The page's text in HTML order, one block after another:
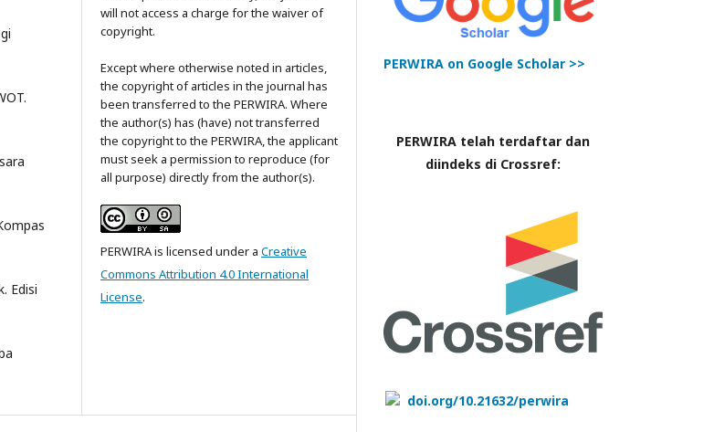
Edisi
will not access a charge for the waiver of
copyright.
Except where otherwise noted in articles,
the copyright of articles in the journal has
been transferred to the PERWIRA. Where
the author(s) has (have) not transferred
the copyright to the PERWIRA, the applicant
must seek a permission to reproduce (for
all purpose) directly from the author(s).
PERWIRA is licensed under a Creative
Commons Attribution 4.0 International
License.
PERWIRA on Google Scholar >>
PERWIRA telah terdaftar dan
diindeks di Crossref:
doi.org/10.21632/perwira